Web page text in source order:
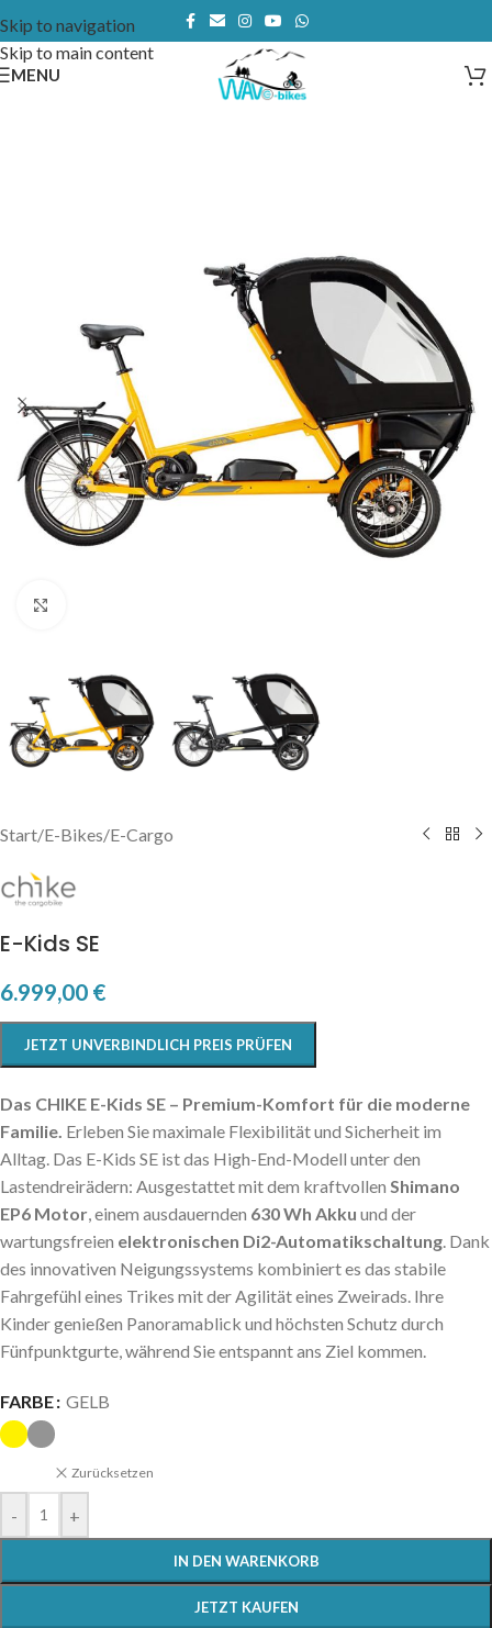
Skip to navigation
Skip to main content
MENU
Start/E-Bikes/E-Cargo
E-Kids SE
6.999,00 €
JETZT UNVERBINDLICH PREIS PRÜFEN
Das CHIKE E-Kids SE – Premium-Komfort für die moderne
Familie. Erleben Sie maximale Flexibilität und Sicherheit im
Alltag. Das E-Kids SE ist das High-End-Modell unter den
Lastendreirädern: Ausgestattet mit dem kraftvollen Shimano
EP6 Motor, einem ausdauernden 630 Wh Akku und der
wartungsfreien elektronischen Di2-Automatikschaltung. Dank
des innovativen Neigungssystems kombiniert es das stabile
Fahrgefühl eines Trikes mit der Agilität eines Zweirads. Ihre
Kinder genießen Panoramablick und höchsten Schutz durch
Fünfpunktgurte, während Sie entspannt ans Ziel kommen.
FARBE GELB
Zurücksetzen
- +
IN DEN WARENKORB
JETZT KAUFEN